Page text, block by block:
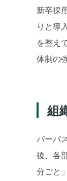
新卒採
りと導
を整え
体制の
組
パーパ
後、各
分ごと